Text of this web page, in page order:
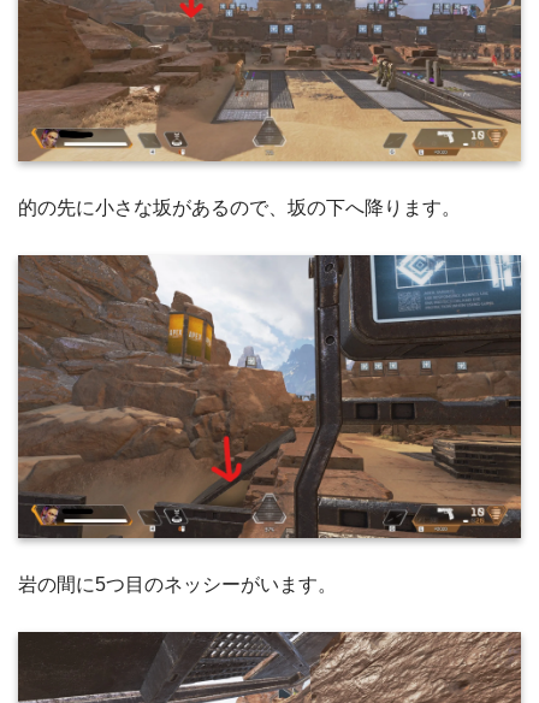
的の先に小さな坂があるので、坂の下へ降ります。
岩の間に5つ目のネッシーがいます。